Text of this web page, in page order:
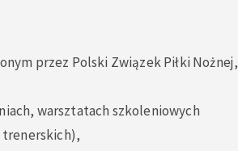
przez Polski Związek Piłki Nożnej,
warsztatach szkoleniowych
trenerskich),